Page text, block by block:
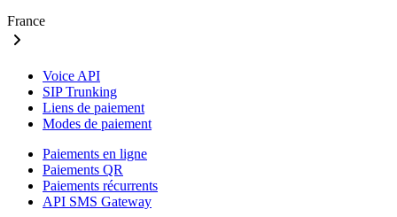
France
Voice API
SIP Trunking
Liens de paiement
Modes de paiement
Paiements en ligne
Paiements QR
Paiements récurrents
API SMS Gateway